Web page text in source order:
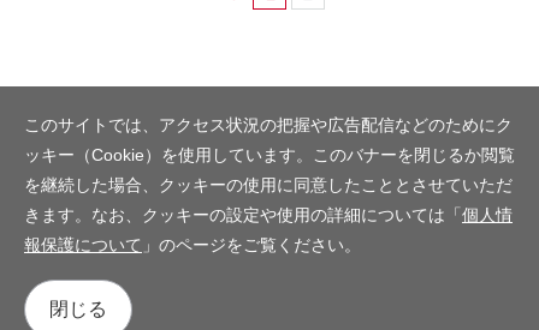
このサイトでは、アクセス状況の把握や広告配信などのためにク
ッキー（Cookie）を使用しています。このバナーを閉じるか閲覧
を継続した場合、クッキーの使用に同意したこととさせていただ
きます。なお、クッキーの設定や使用の詳細については「個人情
報保護について 」のページをご覧ください。
閉じる